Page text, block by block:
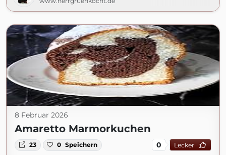
8 Februar 2026
Amaretto Marmorkuchen
23 0 Speichern 0 Lecker